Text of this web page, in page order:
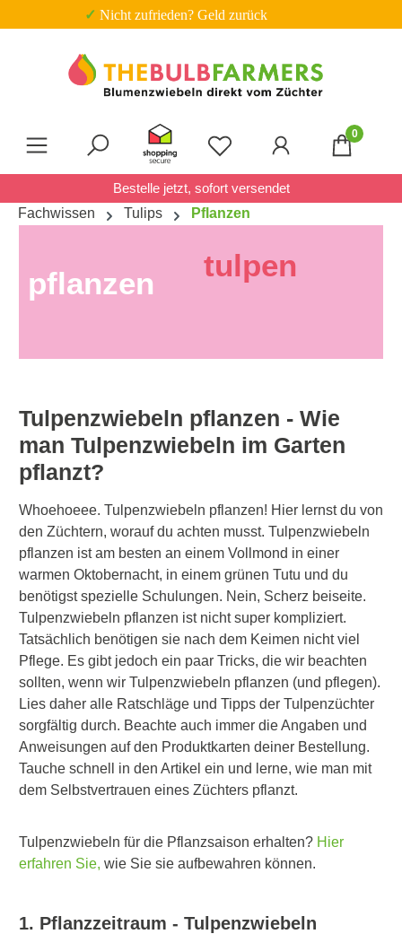
Zum Hauptinhalt springen✓ Nicht zufrieden? Geld zurück
Du hast 0 Produkte auf
0
Bestelle jetzt, sofort versendet
Fachwissen
Tulips Pflanzen
tulpen
pflanzen
Tulpenzwiebeln pflanzen - Wie
man Tulpenzwiebeln im Garten
pflanzt?
Whoehoeee. Tulpenzwiebeln pflanzen! Hier lernst du von
den Züchtern, worauf du achten musst. Tulpenzwiebeln
pflanzen ist am besten an einem Vollmond in einer
warmen Oktobernacht, in einem grünen Tutu und du
benötigst spezielle Schulungen. Nein, Scherz beiseite.
Tulpenzwiebeln pflanzen ist nicht super kompliziert.
Tatsächlich benötigen sie nach dem Keimen nicht viel
Pflege. Es gibt jedoch ein paar Tricks, die wir beachten
sollten, wenn wir Tulpenzwiebeln pflanzen (und pflegen).
Lies daher alle Ratschläge und Tipps der Tulpenzüchter
sorgfältig durch. Beachte auch immer die Angaben und
Anweisungen auf den Produktkarten deiner Bestellung.
Tauche schnell in den Artikel ein und lerne, wie man mit
dem Selbstvertrauen eines Züchters pflanzt.
Tulpenzwiebeln für die Pflanzsaison erhalten? Hier
erfahren Sie, wie Sie sie aufbewahren können.
1. Pflanzzeitraum - Tulpenzwiebeln